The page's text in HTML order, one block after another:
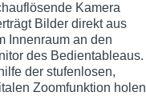
Kamera
Bilder direkt aus
Innenraum an den
des Bedientableaus.
der stufenlosen,
Zoomfunktion holen